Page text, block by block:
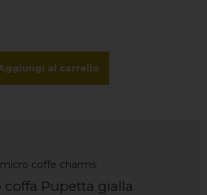
al carrello
micro coffe charms
coffa Pupetta gialla